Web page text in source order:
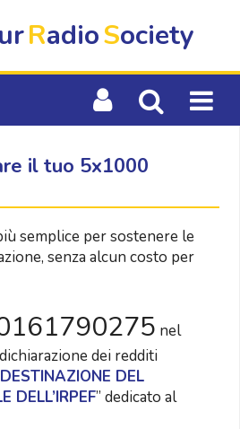
RadioSociety
il tuo 5x1000
semplice per sostenere le
senza alcun costo per
nel
dei redditi
DEL
DELL’IRPEF” dedicato al